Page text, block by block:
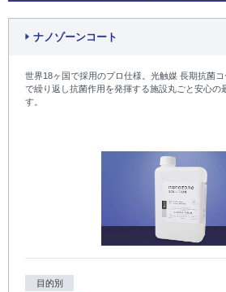
ナノゾーンコート
世界18ヶ国で採用のプロ仕様。光触媒 長期抗菌
で繰り返し抗菌作用を発揮する施設丸ごと安心の
す。
目的別